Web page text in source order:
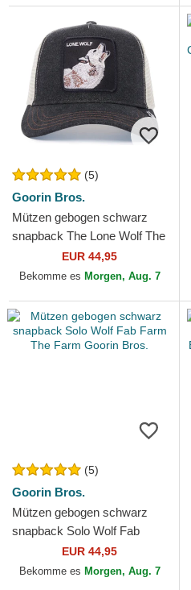
(5)
Goorin Bros.
Mützen gebogen schwarz
snapback The Lone Wolf The
Farm Goorin Bros.
EUR 44,95
Bekomme es Morgen, Aug. 7
(5)
Goorin Bros.
Mützen gebogen schwarz
snapback Solo Wolf Fab
Farm The Farm Goorin Bros.
EUR 44,95
Bekomme es Morgen, Aug. 7